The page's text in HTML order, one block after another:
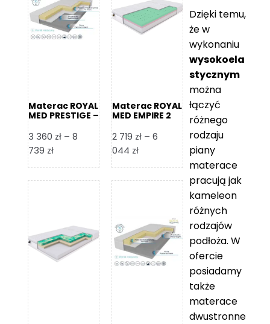
7
000 zł
8
865 zł
Materac ROYAL
MED PRESTIGE –
3 360 zł – 8
739 złZakres
od
8
739 zł
Materac ROYAL
MED EMPIRE 2
2 719 zł – 6
044 złZakres
od
6
044 zł
Dzięki temu,
że w
wykonaniu
wysokoela
stycznym
można
łączyć
różnego
rodzaju
piany
materace
pracują jak
kameleon
różnych
rodzajów
podłoża. W
ofercie
posiadamy
także
materace
dwustronne